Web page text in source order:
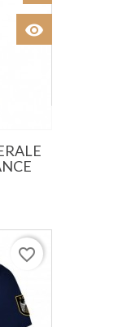
visibility
favorite_border